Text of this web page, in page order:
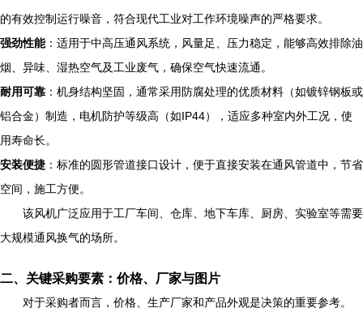
的有效控制运行噪音，符合现代工业对工作环境噪声的严格要求。
强劲性能：适用于中高压通风系统，风量足、压力稳定，能够高效排除油
烟、异味、湿热空气及工业废气，确保空气快速流通。
耐用可靠 ：机身结构坚固，通常采用防腐处理的优质材料（如镀锌钢板或
铝合金）制造，电机防护等级高（如IP44），适应多种室内外工况，使
用寿命长。
安装便捷 ：标准的圆形管道接口设计，便于直接安装在通风管道中，节省
空间，施工方便。
该风机广泛应用于工厂车间、仓库、地下车库、厨房、实验室等需要
大规模通风换气的场所。
二、关键采购要素：价格、厂家与图片
对于采购者而言，价格、生产厂家和产品外观是决策的重要参考。